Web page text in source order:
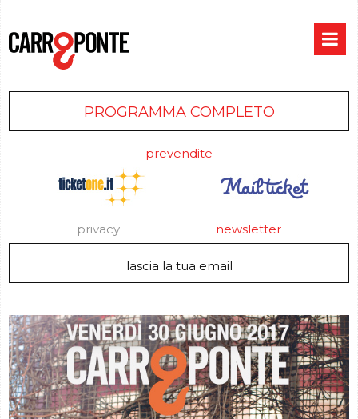
PROGRAMMA COMPLETO
prevendite
privacy newsletter